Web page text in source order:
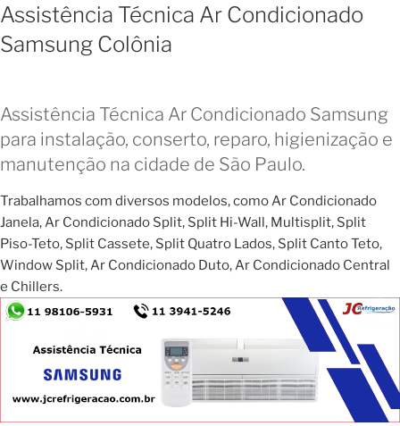
Assistência Técnica Ar Condicionado
Samsung Colônia
Assistência Técnica Ar Condicionado Samsung
para instalação, conserto, reparo, higienização e
manutenção na cidade de São Paulo.
Trabalhamos com diversos modelos, como Ar Condicionado
Janela, Ar Condicionado Split, Split Hi-Wall, Multisplit, Split
Piso-Teto, Split Cassete, Split Quatro Lados, Split Canto Teto,
Window Split, Ar Condicionado Duto, Ar Condicionado Central
e Chillers.